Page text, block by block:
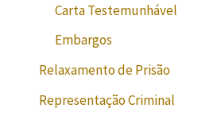
Carta Testemunhável
Embargos
Relaxamento de Prisão
Representação Criminal